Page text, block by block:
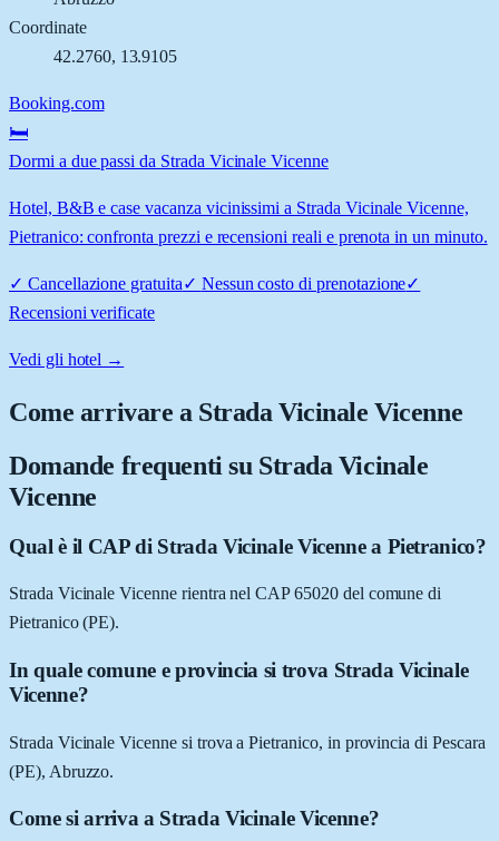
Coordinate
42.2760, 13.9105
Booking.com
🛏️
Dormi a due passi da Strada Vicinale Vicenne
Hotel, B&B e case vacanza vicinissimi a Strada Vicinale Vicenne,
Pietranico: confronta prezzi e recensioni reali e prenota in un minuto.
✓ Cancellazione gratuita✓ Nessun costo di prenotazione✓
Recensioni verificate
Vedi gli hotel →
Come arrivare a Strada Vicinale Vicenne
Domande frequenti su Strada Vicinale
Vicenne
Qual è il CAP di Strada Vicinale Vicenne a Pietranico?
Strada Vicinale Vicenne rientra nel CAP 65020 del comune di
Pietranico (PE).
In quale comune e provincia si trova Strada Vicinale
Vicenne?
Strada Vicinale Vicenne si trova a Pietranico, in provincia di Pescara
(PE), Abruzzo.
Come si arriva a Strada Vicinale Vicenne?